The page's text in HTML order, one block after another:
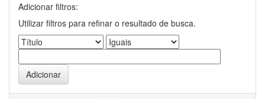
Adicionar filtros:
Utilizar filtros para refinar o resultado de busca.